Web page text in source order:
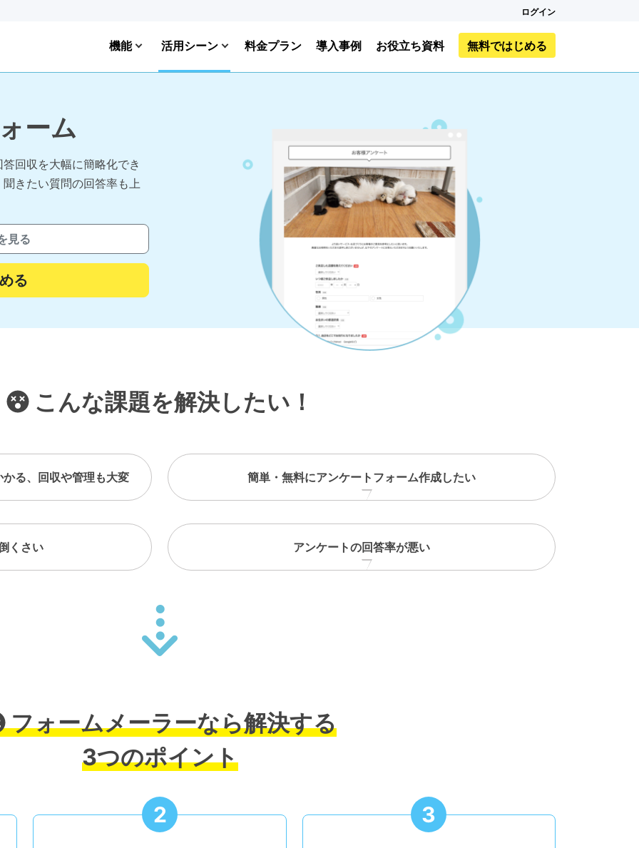
ログイン
機能 活用シーン 料金プラン 導入事例 お役立ち資料 無料ではじめる
ーム
回収を大幅に簡略化でき
きたい質問の回答率も上
見る
る
こんな課題を解決したい！
る、回収や管理も大変 簡単・無料にアンケートフォーム作成したい
くさい アンケートの回答率が悪い
フォームメーラーなら解決する
3つのポイント
2 3